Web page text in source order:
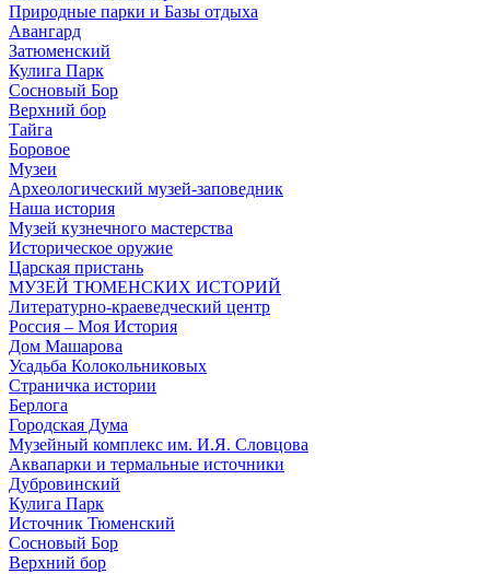
Природные парки и Базы отдыха
Авангард
Затюменский
Кулига Парк
Сосновый Бор
Верхний бор
Тайга
Боровое
Музеи
Археологический музей-заповедник
Наша история
Музей кузнечного мастерства
Историческое оружие
Царская пристань
МУЗЕЙ ТЮМЕНСКИХ ИСТОРИЙ
Литературно-краеведческий центр
Россия – Моя История
Дом Машарова
Усадьба Колокольниковых
Страничка истории
Берлога
Городская Дума
Музейный комплекс им. И.Я. Словцова
Аквапарки и термальные источники
Дубровинский
Кулига Парк
Источник Тюменский
Сосновый Бор
Верхний бор